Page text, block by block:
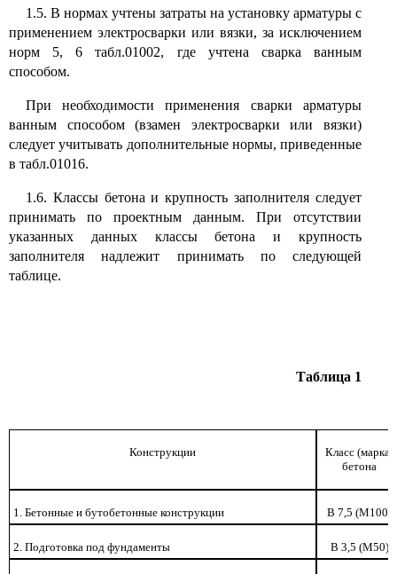
1.5. В нормах учтены затраты на установку арматуры с
применением электросварки или вязки, за исключением
норм 5, 6 табл.01002, где учтена сварка ванным
способом.
При необходимости применения сварки арматуры
ванным способом (взамен электросварки или вязки)
следует учитывать дополнительные нормы, приведенные
в табл.01016.
1.6. Классы бетона и крупность заполнителя следует
принимать по проектным данным. При отсутствии
указанных данных классы бетона и крупность
заполнителя надлежит принимать по следующей
таблице.
Таблица 1
Конструкции
Класс (марка)
бетона
1. Бетонные и бутобетонные конструкции В 7,5 (М100)
2. Подготовка под фундаменты В 3,5 (М50)